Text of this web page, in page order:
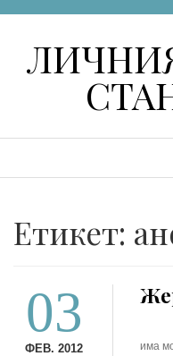
Етикет:
03
ФЕВ. 2012
има